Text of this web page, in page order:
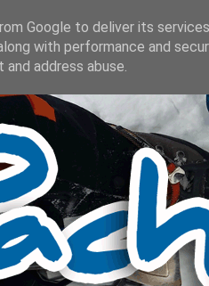
Google to deliver its
with performance and
address abuse.